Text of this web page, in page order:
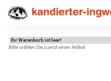
Ihr Warenkorb ist leer!
Bitte wählen Sie zuerst einen Artikel.